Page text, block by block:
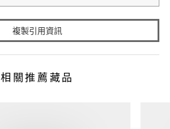
複製引用資訊
相關推薦藏品